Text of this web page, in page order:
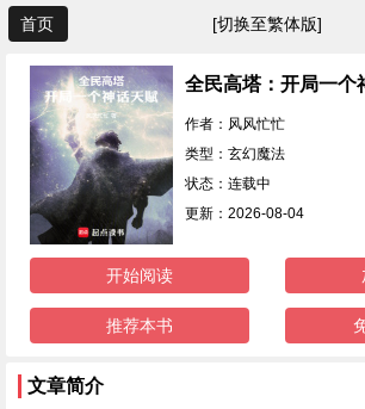
首页 [切换至繁体版]
全民高塔：开局一个
作者：风风忙忙
类型：玄幻魔法
状态：连载中
更新：2026-08-04
开始阅读
推荐本书
文章简介